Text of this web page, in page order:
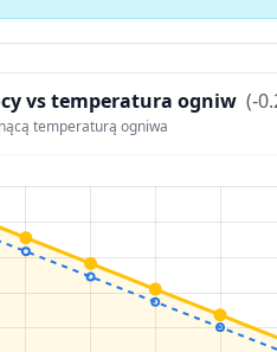
vs temperatura ogniw (-
temperaturą ogniwa